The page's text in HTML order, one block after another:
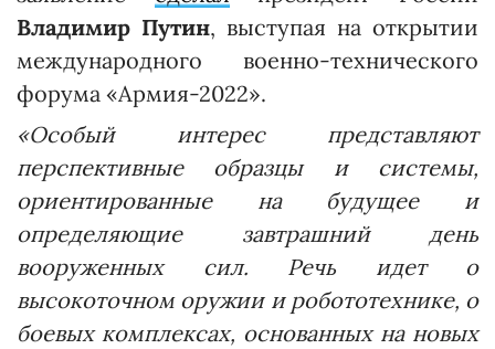
Владимир Путин, выступая на открытии
международного военно-технического
форума «Армия-2022».
«Особый интерес представляют
перспективные образцы и системы,
ориентированные на будущее и
определяющие завтрашний день
вооруженных сил. Речь идет о
высокоточном оружии и робототехнике, о
боевых комплексах, основанных на новых